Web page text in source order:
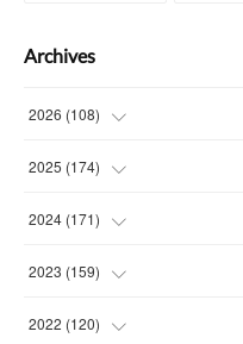
Archives
2026 (108)
(6)
(15
(15
(13
2025 (174)
(14
(14
(15
2024 (171)
(13
(13
2023 (159)
(14
2022 (120)